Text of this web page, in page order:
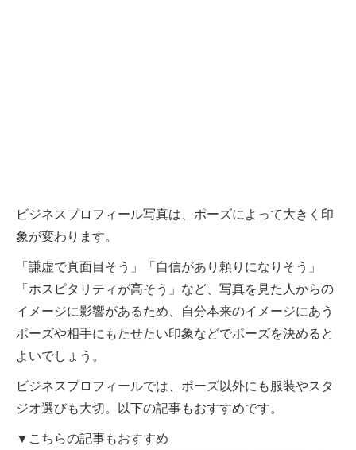
ビジネスプロフィール写真は、ポーズによって大きく印
象が変わります。
「謙虚で真面目そう」「自信があり頼りになりそう」
「ホスピタリティが高そう」など、写真を見た人からの
イメージに影響があるため、自分本来のイメージにあう
ポーズや相手にもたせたい印象などでポーズを決めると
よいでしょう。
ビジネスプロフィールでは、ポーズ以外にも服装やスタ
ジオ選びも大切。以下の記事もおすすめです。
▼こちらの記事もおすすめ